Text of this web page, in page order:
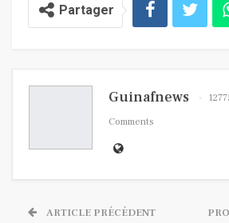
Partager
Guinafnews
Comments
ARTICLE PRÉCÉDENT